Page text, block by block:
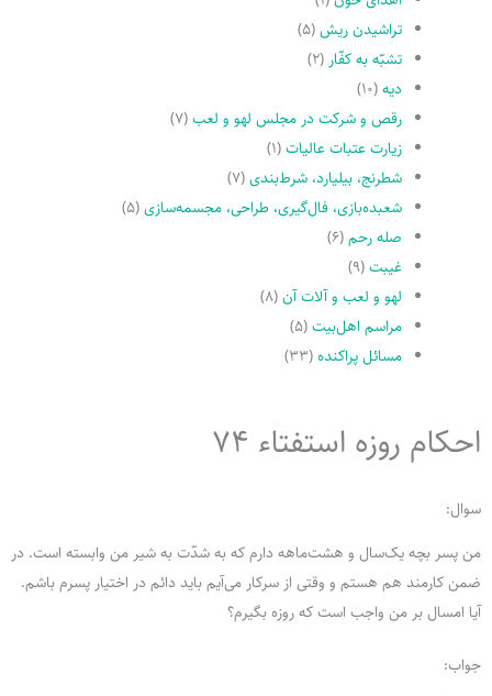
تراشیدن ریش(۵)
تشبّه به کفّار (۲)
دیه(۱۰)
رقص و شرکت در مجلس لهو و لعب(۷)
زیارت عتبات عالیات(۱)
شطرنج، بیلیارد، شرط‌بندی(۷)
شعبده‌بازی، فال‌گیری، طراحی، مجسمه‌سازی(۵)
صله رحم(۶)
غیبت(۹)
لهو و لعب و آلات آن(۸)
مراسم اهل‌بیت(۵)
مسائل پراکنده(۳۳)
احکام روزه استفتاء 74
سوال:
من پسر بچه یک‌سال و هشت‌ماهه دارم که به شدّت به شیر من وابسته است. در
ضمن کارمند هم هستم و وقتی از سرکار می‌آیم باید دائم در اختیار پسرم باشم.
آیا امسال بر من واجب است که روزه بگیرم؟
جواب: